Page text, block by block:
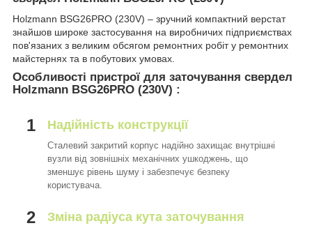
Holzmann BSG26PRO (230V) – зручний компактний верстат
знайшов широке застосування на виробничих підприємствах
пов'язаних з великим обсягом ремонтних робіт у ремонтних
майстернях та в побутових умовах.
Особливості пристрої для заточування свердел
Holzmann BSG26PRO (230V) :
1 Надійність конструкції
Сталевий закритий корпус надійно захищає внутрішні
вузли від зовнішніх механічних ушкоджень, що
зменшує рівень шуму і забезпечує безпеку
користувача.
2 Зміна радіуса кута заточування